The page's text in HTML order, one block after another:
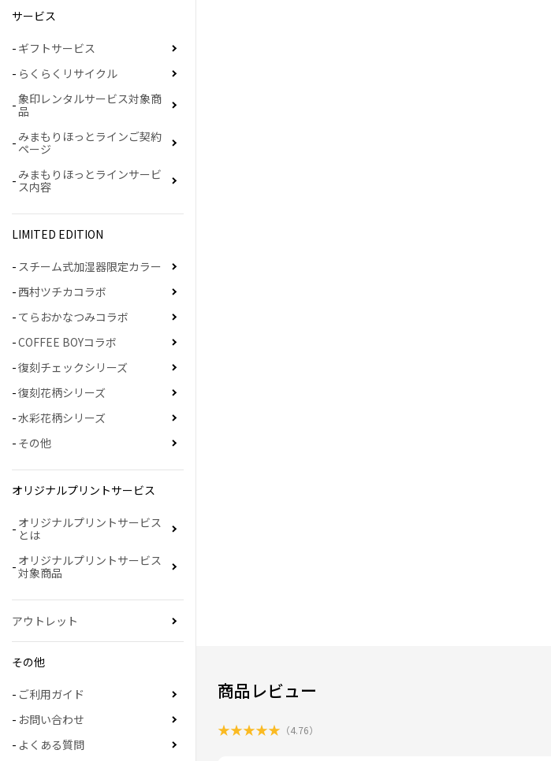
商品レビュー
★★★★★ （4.76）
サービス
ギフトサービス
らくらくリサイクル
象印レンタルサービス対象商
品
みまもりほっとラインご契約
ページ
みまもりほっとラインサービ
ス内容
LIMITED EDITION
スチーム式加湿器限定カラー
西村ツチカコラボ
てらおかなつみコラボ
COFFEE BOYコラボ
復刻チェックシリーズ
復刻花柄シリーズ
水彩花柄シリーズ
その他
オリジナルプリントサービス
オリジナルプリントサービス
とは
オリジナルプリントサービス
対象商品
アウトレット
その他
ご利用ガイド
お問い合わせ
よくある質問